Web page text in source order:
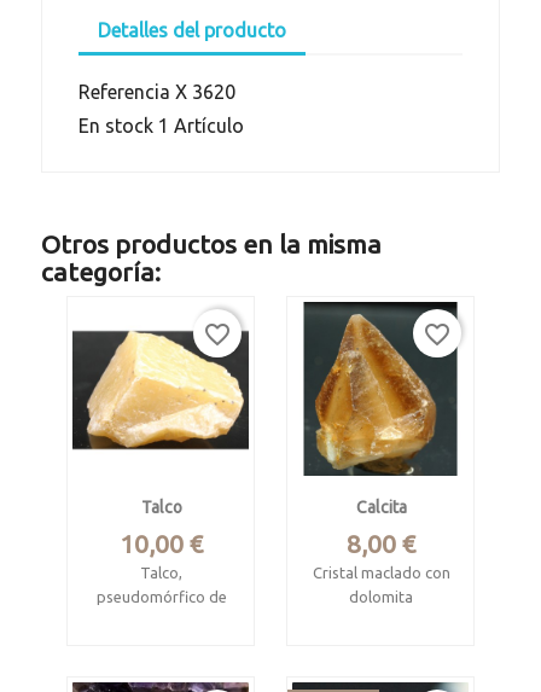
Detalles del producto
Referencia X 3620
En stock 1 Artículo
Otros productos en la misma
categoría:
Talco
Precio
10,00 €
Talco,
pseudomórfico de
favorite_border
Calcita
Precio
8,00 €
Cristal maclado con
dolomita
Mide 5 x 3.8 x 2.5
favorite_border